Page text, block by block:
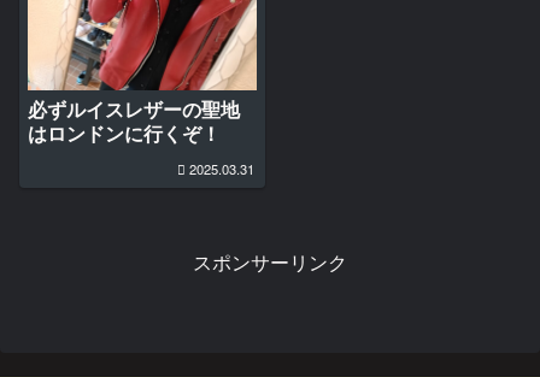
必ずルイスレザーの聖地
はロンドンに行くぞ！
2025.03.31
スポンサーリンク